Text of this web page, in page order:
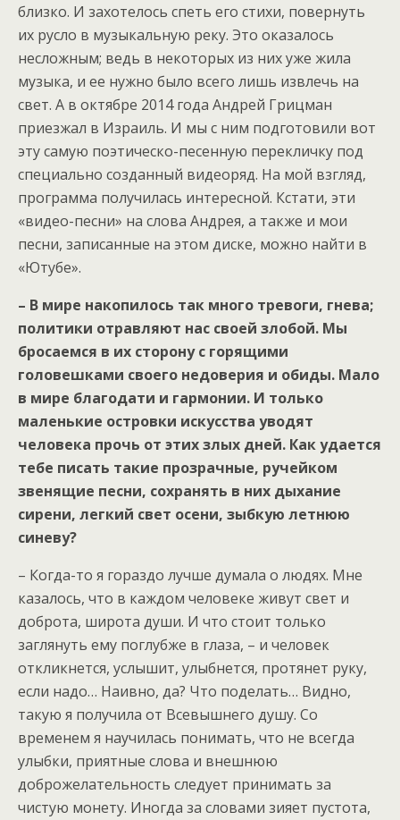
близко. И захотелось спеть его стихи, повернуть
их русло в музыкальную реку. Это оказалось
несложным; ведь в некоторых из них уже жила
музыка, и ее нужно было всего лишь извлечь на
свет. А в октябре 2014 года Андрей Грицман
приезжал в Израиль. И мы с ним подготовили вот
эту самую поэтическо-песенную перекличку под
специально созданный видеоряд. На мой взгляд,
программа получилась интересной. Кстати, эти
«видео-песни» на слова Андрея, а также и мои
песни, записанные на этом диске, можно найти в
«Ютубе».
– В мире накопилось так много тревоги, гнева;
политики отравляют нас своей злобой. Мы
бросаемся в их сторону с горящими
головешками своего недоверия и обиды. Мало
в мире благодати и гармонии. И только
маленькие островки искусства уводят
человека прочь от этих злых дней. Как удается
тебе писать такие прозрачные, ручейком
звенящие песни, сохранять в них дыхание
сирени, легкий свет осени, зыбкую летнюю
синеву?
– Когда-то я гораздо лучше думала о людях. Мне
казалось, что в каждом человеке живут свет и
доброта, широта души. И что стоит только
заглянуть ему поглубже в глаза, – и человек
откликнется, услышит, улыбнется, протянет руку,
если надо… Наивно, да? Что поделать… Видно,
такую я получила от Всевышнего душу. Со
временем я научилась понимать, что не всегда
улыбки, приятные слова и внешнюю
доброжелательность следует принимать за
чистую монету. Иногда за словами зияет пустота,